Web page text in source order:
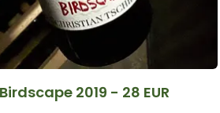
2019 - 28 EUR